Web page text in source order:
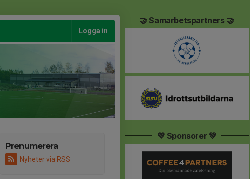
Logga in
Prenumerera
Nyheter via RSS
🤝 Samarbetspartners 🤝
💚 Sponsorer 💚